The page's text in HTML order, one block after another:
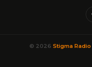
© 2026 Stigma Radio